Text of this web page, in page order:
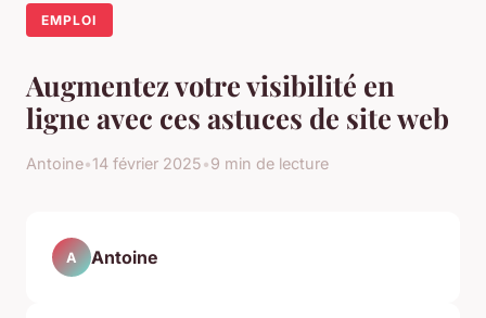
EMPLOI
Augmentez votre visibilité en
ligne avec ces astuces de site web
Antoine•14 février 2025•9 min de lecture
A Antoine